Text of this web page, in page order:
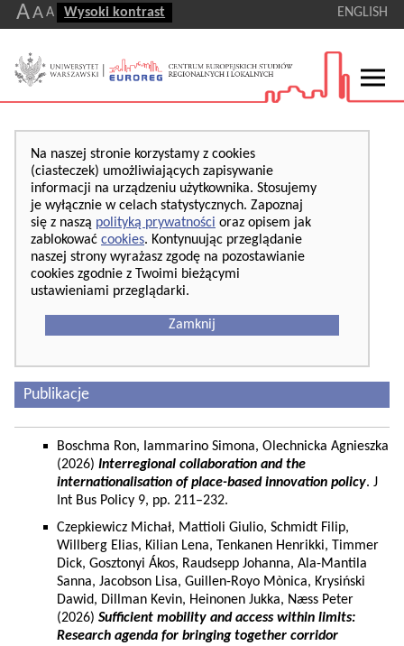
AA A Wysoki kontrast ENGLISH
Na naszej stronie korzystamy z cookies
(ciasteczek) umożliwiających zapisywanie
informacji na urządzeniu użytkownika. Stosujemy
je wyłącznie w celach statystycznych. Zapoznaj
się z naszą polityką prywatności oraz opisem jak
zablokować cookies. Kontynuując przeglądanie
naszej strony wyrażasz zgodę na pozostawianie
cookies zgodnie z Twoimi bieżącymi
ustawieniami przeglądarki.
Zamknij
Publikacje
Boschma Ron, Iammarino Simona, Olechnicka Agnieszka
(2026) Interregional collaboration and the
internationalisation of place-based innovation policy. J
Int Bus Policy 9, pp. 211–232.
Czepkiewicz Michał, Mattioli Giulio, Schmidt Filip,
Willberg Elias, Kilian Lena, Tenkanen Henrikki, Timmer
Dick, Gosztonyi Ákos, Raudsepp Johanna, Ala-Mantila
Sanna, Jacobson Lisa, Guillen-Royo Mònica, Krysiński
Dawid, Dillman Kevin, Heinonen Jukka, Næss Peter
(2026) Sufficient mobility and access within limits:
Research agenda for bringing together corridor